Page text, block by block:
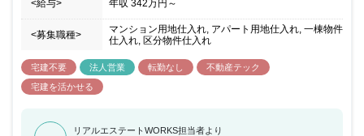
<給与> 年収 342万円 ～
<募集職種>
マンション用地仕入れ, アパート用地仕入れ, 一棟物件
仕入れ, 区分物件仕入れ
宅建不要 法人営業 転勤なし
不動産テック
宅建を活かせる
リアルエステートWORKS担当者より